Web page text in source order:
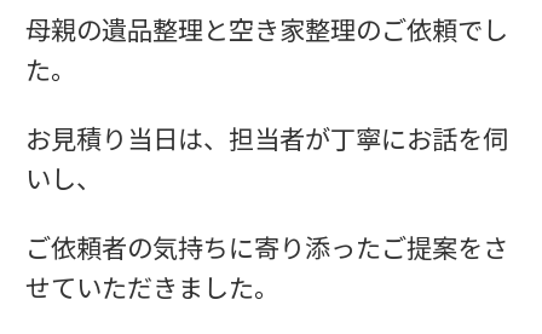
母親の遺品整理と空き家整理のご依頼でし
た。
お見積り当日は、担当者が丁寧にお話を伺
いし、
ご依頼者の気持ちに寄り添ったご提案をさ
せていただきました。